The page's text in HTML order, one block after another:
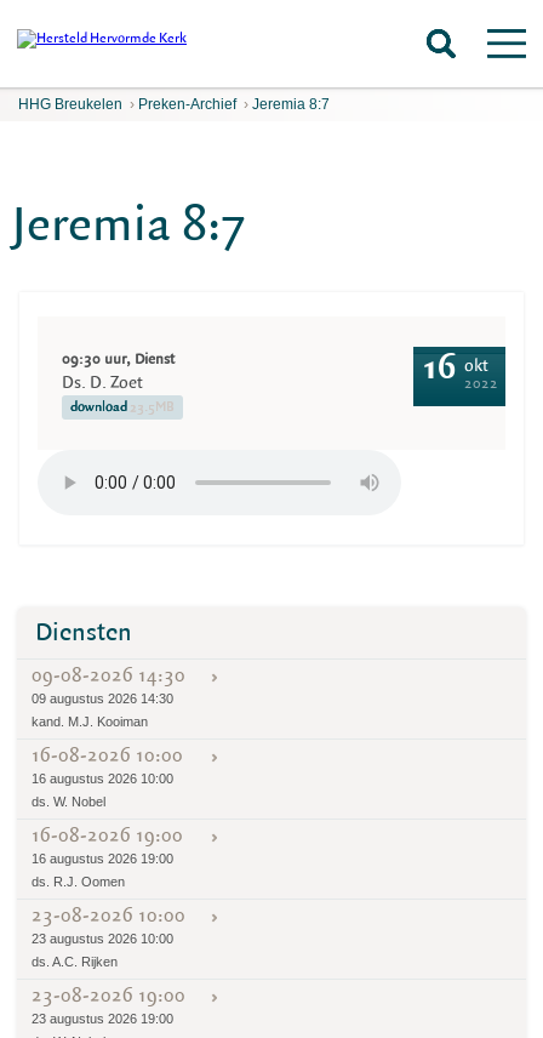
HHG Breukelen › Preken-Archief › Jeremia 8:7
Jeremia 8:7
09:30 uur, Dienst
Ds. D. Zoet
download 23.5MB
16 okt
2022
Diensten
09-08-2026 14:30
09 augustus 2026 14:30
kand. M.J. Kooiman
16-08-2026 10:00
16 augustus 2026 10:00
ds. W. Nobel
16-08-2026 19:00
16 augustus 2026 19:00
ds. R.J. Oomen
23-08-2026 10:00
23 augustus 2026 10:00
ds. A.C. Rijken
23-08-2026 19:00
23 augustus 2026 19:00